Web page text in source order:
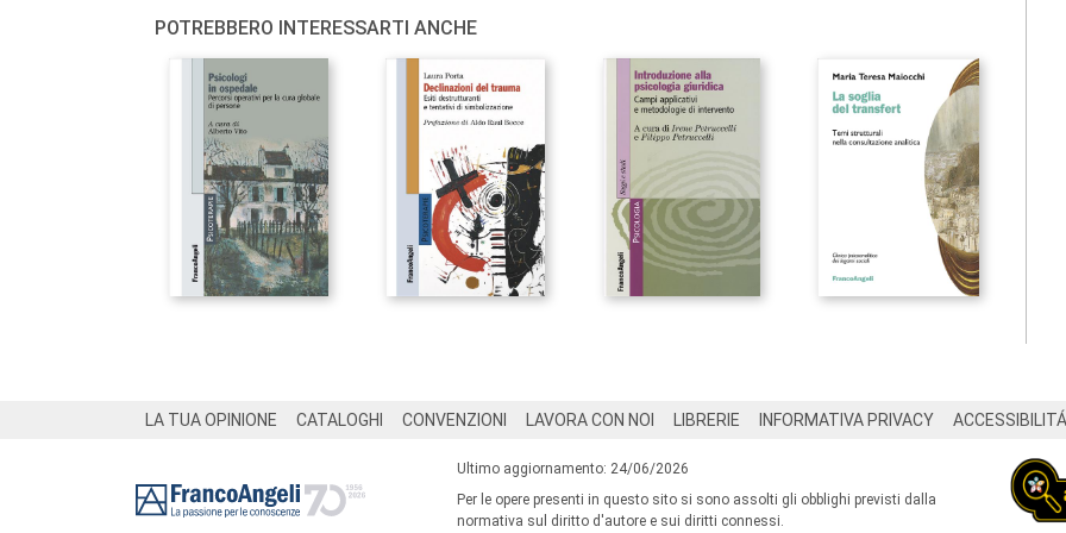
POTREBBERO INTERESSARTI ANCHE
LA TUA OPINIONE CATALOGHI CONVENZIONI LAVORA CON NOI LIBRERIE INFORMATIVA PRIVACY ACCESSIBILITÁ
Ultimo aggiornamento: 24/06/2026
Per le opere presenti in questo sito si sono assolti gli obblighi previsti dalla
normativa sul diritto d'autore e sui diritti connessi.